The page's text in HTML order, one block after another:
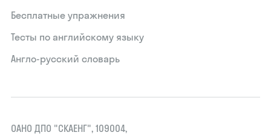
Бесплатные упражнения
Тесты по английскому языку
Англо-русский словарь
ОАНО ДПО "СКАЕНГ", 109004,